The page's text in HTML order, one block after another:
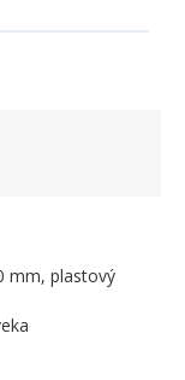
mm, plastový